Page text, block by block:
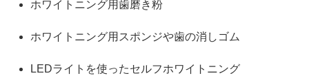
ホワイトニング用歯磨き粉
ホワイトニング用スポンジや歯の消しゴム
LEDライトを使ったセルフホワイトニング